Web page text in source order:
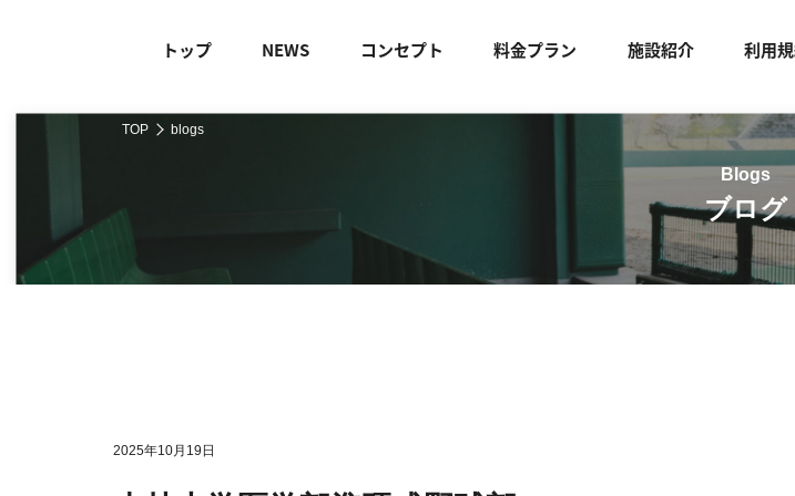
トップ NEWS コンセプト 料金プラン 施設紹介 利用
TOP blogs
ブログ
2025年10月19日